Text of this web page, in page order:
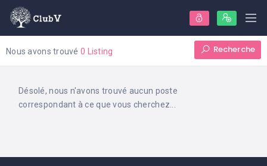
Nous avons trouvé0 Listing Recherche
Désolé, nous n'avons trouvé aucun poste
correspondant à ce que vous cherchez...